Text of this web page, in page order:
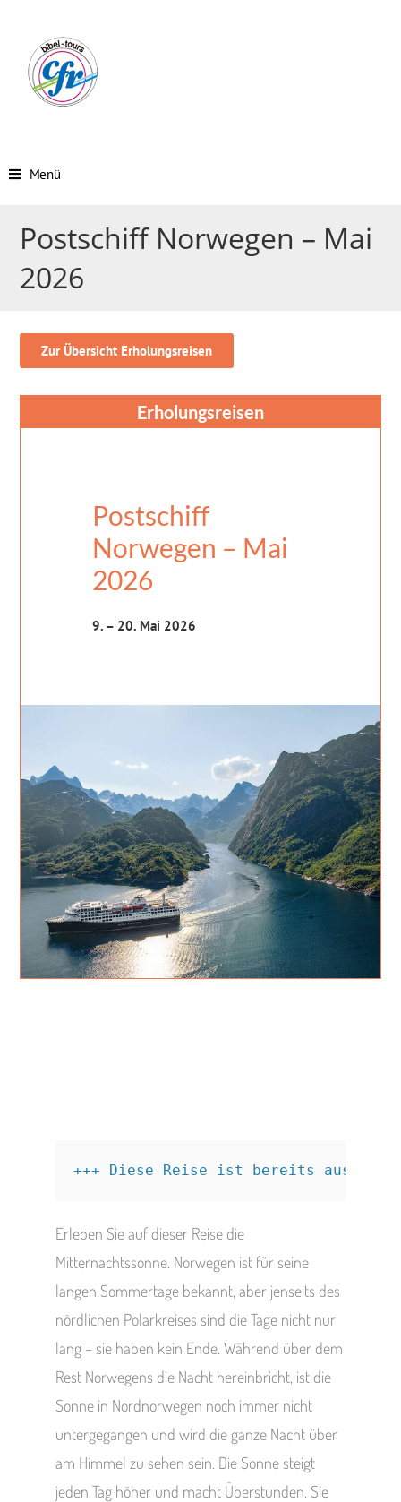
Menü
Postschiff Norwegen – Mai
2026
Zur Übersicht Erholungsreisen
Erholungsreisen
Postschiff
Norwegen – Mai
2026
9. – 20. Mai 2026
+++ Diese Reise ist bereits
Erleben Sie auf dieser Reise die
Mitternachtssonne. Norwegen ist für seine
langen Sommertage bekannt, aber jenseits des
nördlichen Polarkreises sind die Tage nicht nur
lang – sie haben kein Ende. Während über dem
Rest Norwegens die Nacht hereinbricht, ist die
Sonne in Nordnorwegen noch immer nicht
untergegangen und wird die ganze Nacht über
am Himmel zu sehen sein. Die Sonne steigt
jeden Tag höher und macht Überstunden. Sie